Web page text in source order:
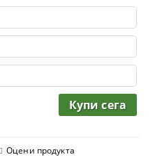
Оцени продукта